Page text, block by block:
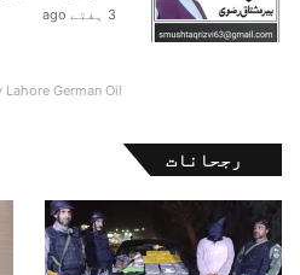
3 ہفتے ago
Lahore German Oil
رجحانات